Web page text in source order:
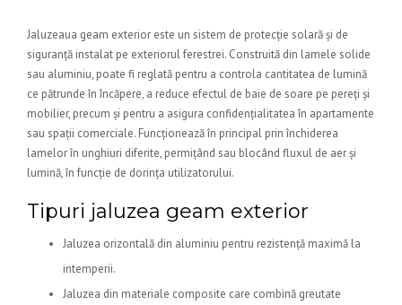
Jaluzeaua geam exterior este un sistem de protecție solară și de
siguranță instalat pe exteriorul ferestrei. Construită din lamele solide
sau aluminiu, poate fi reglată pentru a controla cantitatea de lumină
ce pătrunde în încăpere, a reduce efectul de baie de soare pe pereți și
mobilier, precum și pentru a asigura confidențialitatea în apartamente
sau spații comerciale. Funcționează în principal prin închiderea
lamelor în unghiuri diferite, permițând sau blocând fluxul de aer și
lumină, în funcție de dorința utilizatorului.
Tipuri jaluzea geam exterior
Jaluzea orizontală din aluminiu pentru rezistență maximă la
intemperii.
Jaluzea din materiale composite care combină greutate